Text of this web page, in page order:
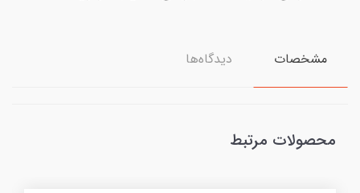
مشخصات دیدگاه‌ها
محصولات مرتبط